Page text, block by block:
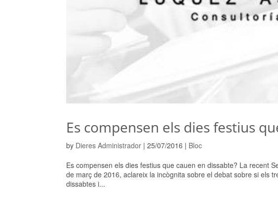
Es compensen els dies festius
by Dieres Administrador |25/07/2016 | Bloc
Es compensen els dies festius que cauen en dissabte? La recent
de març de 2016, aclareix la incògnita sobre el debat sobre si els
dissabtes i...